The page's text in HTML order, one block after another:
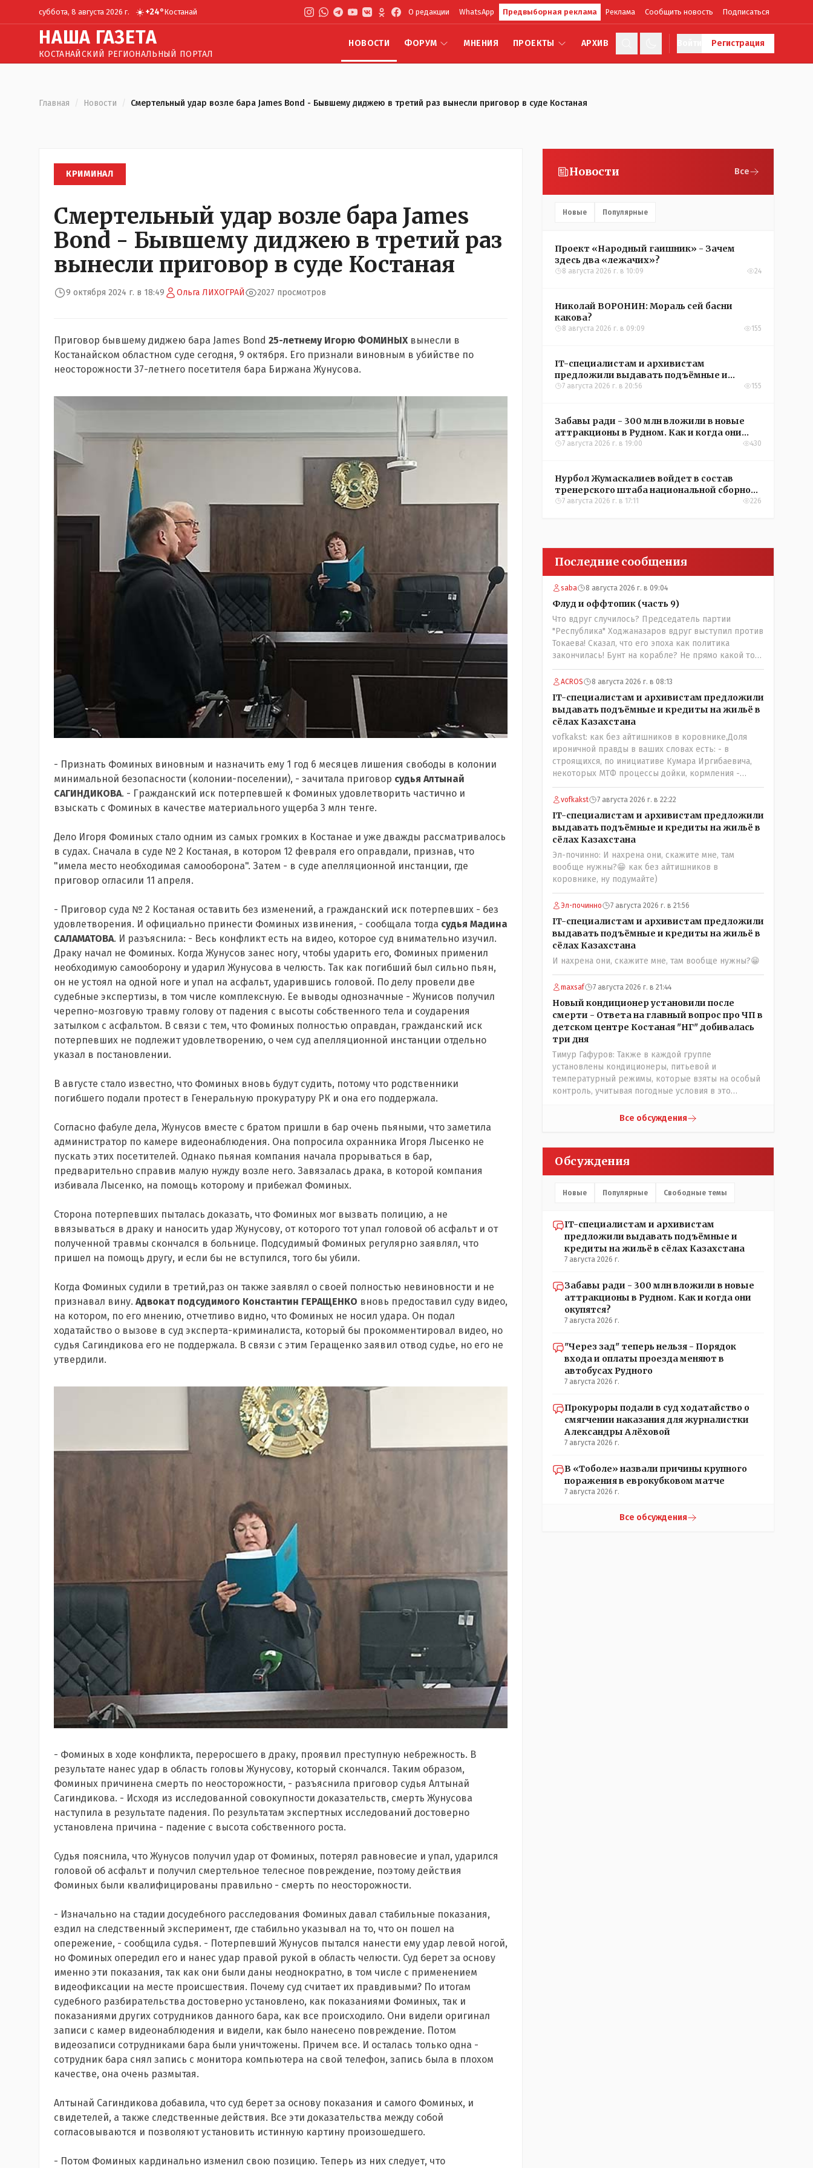
суббота, 8 августа 2026 г. ☀️+24°Костанай О редакции WhatsApp Предвыборная реклама Реклама Сообщить новость Подписаться
НАША ГАЗЕТА
КОСТАНАЙСКИЙ РЕГИОНАЛЬНЫЙ ПОРТАЛ
НОВОСТИ ФОРУМ МНЕНИЯ ПРОЕКТЫ АРХИВ Регистрация
Главная / Новости / Смертельный удар возле бара James Bond - Бывшему диджею в третий раз вынесли приговор в суде Костаная
КРИМИНАЛ
Смертельный удар возле бара James
Bond - Бывшему диджею в третий раз
вынесли приговор в суде Костаная
9 октября 2024 г. в 18:49 Ольга ЛИХОГРАЙ 2027 просмотров
Приговор бывшему диджею бара James Bond 25-летнему Игорю ФОМИНЫХ вынесли в
Костанайском областном суде сегодня, 9 октября. Его признали виновным в убийстве по
неосторожности 37-летнего посетителя бара Биржана Жунусова.
- Признать Фоминых виновным и назначить ему 1 год 6 месяцев лишения свободы в колонии
минимальной безопасности (колонии-поселении), - зачитала приговор судья Алтынай
САГИНДИКОВА. - Гражданский иск потерпевшей к Фоминых удовлетворить частично и
взыскать с Фоминых в качестве материального ущерба 3 млн тенге.
Дело Игоря Фоминых стало одним из самых громких в Костанае и уже дважды рассматривалось
в судах. Сначала в суде № 2 Костаная, в котором 12 февраля его оправдали, признав, что
"имела место необходимая самооборона". Затем - в суде апелляционной инстанции, где
приговор огласили 11 апреля.
- Приговор суда № 2 Костаная оставить без изменений, а гражданский иск потерпевших - без
удовлетворения. И официально принести Фоминых извинения, - сообщала тогда судья Мадина
САЛАМАТОВА. И разъяснила: - Весь конфликт есть на видео, которое суд внимательно изучил.
Драку начал не Фоминых. Когда Жунусов занес ногу, чтобы ударить его, Фоминых применил
необходимую самооборону и ударил Жунусова в челюсть. Так как погибший был сильно пьян,
он не устоял на одной ноге и упал на асфальт, ударившись головой. По делу провели две
судебные экспертизы, в том числе комплексную. Ее выводы однозначные - Жунисов получил
черепно-мозговую травму голову от падения с высоты собственного тела и соударения
затылком с асфальтом. В связи с тем, что Фоминых полностью оправдан, гражданский иск
потерпевших не подлежит удовлетворению, о чем суд апелляционной инстанции отдельно
указал в постановлении.
В августе стало известно, что Фоминых вновь будут судить, потому что родственники
погибшего подали протест в Генеральную прокуратуру РК и она его поддержала.
Согласно фабуле дела, Жунусов вместе с братом пришли в бар очень пьяными, что заметила
администратор по камере видеонаблюдения. Она попросила охранника Игоря Лысенко не
пускать этих посетителей. Однако пьяная компания начала прорываться в бар,
предварительно справив малую нужду возле него. Завязалась драка, в которой компания
избивала Лысенко, на помощь которому и прибежал Фоминых.
Сторона потерпевших пыталась доказать, что Фоминых мог вызвать полицию, а не
ввязываться в драку и наносить удар Жунусову, от которого тот упал головой об асфальт и от
полученной травмы скончался в больнице. Подсудимый Фоминых регулярно заявлял, что
пришел на помощь другу, и если бы не вступился, того бы убили.
Когда Фоминых судили в третий,раз он также заявлял о своей полностью невиновности и не
признавал вину. Адвокат подсудимого Константин ГЕРАЩЕНКО вновь предоставил суду видео,
на котором, по его мнению, отчетливо видно, что Фоминых не носил удара. Он подал
ходатайство о вызове в суд эксперта-криминалиста, который бы прокомментировал видео, но
судья Сагиндикова его не поддержала. В связи с этим Геращенко заявил отвод судье, но его не
утвердили.
- Фоминых в ходе конфликта, переросшего в драку, проявил преступную небрежность. В
результате нанес удар в область головы Жунусову, который скончался. Таким образом,
Фоминых причинена смерть по неосторожности, - разъяснила приговор судья Алтынай
Сагиндикова. - Исходя из исследованной совокупности доказательств, смерть Жунусова
наступила в результате падения. По результатам экспертных исследований достоверно
установлена причина - падение с высота собственного роста.
Судья пояснила, что Жунусов получил удар от Фоминых, потерял равновесие и упал, ударился
головой об асфальт и получил смертельное телесное повреждение, поэтому действия
Фоминых были квалифицированы правильно - смерть по неосторожности.
- Изначально на стадии досудебного расследования Фоминых давал стабильные показания,
ездил на следственный эксперимент, где стабильно указывал на то, что он пошел на
опережение, - сообщила судья. - Потерпевший Жунусов пытался нанести ему удар левой ногой,
но Фоминых опередил его и нанес удар правой рукой в область челюсти. Суд берет за основу
именно эти показания, так как они были даны неоднократно, в том числе с применением
видеофиксации на месте происшествия. Почему суд считает их правдивыми? По итогам
судебного разбирательства достоверно установлено, как показаниями Фоминых, так и
показаниями других сотрудников данного бара, как все происходило. Они видели оригинал
записи с камер видеонаблюдения и видели, как было нанесено повреждение. Потом
видеозаписи сотрудниками бара были уничтожены. Причем все. И осталась только одна -
сотрудник бара снял запись с монитора компьютера на свой телефон, запись была в плохом
качестве, она очень размытая.
Алтынай Сагиндикова добавила, что суд берет за основу показания и самого Фоминых, и
свидетелей, а также следственные действия. Все эти доказательства между собой
согласовываются и позволяют установить истинную картину произошедшего.
- Потом Фоминых кардинально изменил свою позицию. Теперь из них следует, что
Новости Все
Новые Популярные
Проект «Народный гаишник» - Зачем
здесь два «лежачих»?
8 августа 2026 г. в 10:09 24
Николай ВОРОНИН: Мораль сей басни
какова?
8 августа 2026 г. в 09:09 155
IT-специалистам и архивистам
предложили выдавать подъёмные и
кредиты на жильё в сёлах Казахстана
7 августа 2026 г. в 20:56 155
Забавы ради - 300 млн вложили в новые
аттракционы в Рудном. Как и когда они
окупятся?
7 августа 2026 г. в 19:00 430
Нурбол Жумаскалиев войдет в состав
тренерского штаба национальной сборной
Казахстана по футболу
7 августа 2026 г. в 17:11 226
Последние сообщения
saba 8 августа 2026 г. в 09:04
Флуд и оффтопик (часть 9)
Что вдруг случилось? Председатель партии
"Республика" Ходжаназаров вдруг выступил против
Токаева! Сказал, что его эпоха как политика
закончилась! Бунт на корабле? Не прямо какой то
правдолюб вдруг выступил! Может он
инопланетянин? Появился неизвестно откуда,
холдинг и теперь против президента выступает!
Вот ни капельки ему не поверю, что он действует в
интересах страны, про народ уже и не говорю!
Опять какие то закулисные игры?
ACROS 8 августа 2026 г. в 08:13
IT-специалистам и архивистам предложили
выдавать подъёмные и кредиты на жильё в
сёлах Казахстана
vofkakst: как без айтишников в коровнике,Доля
ироничной правды в ваших словах есть: - в
строящихся, по инициативе Кумара Иргибаевича,
некоторых МТФ процессы дойки, кормления -
оцифрованы и иногда эти программы дают сбой - и
тогда они нужны, хотя я насколько в курсе своей
можно решать и устранять эти сбои и удалённо -
лёжа на диване, в городе. Но, этих современных и
оцифрованных МТФ критично мало для массового
переезда лохматых и обкуренных молодых ребят
из города в село, да и те МТФ я по опыту
подозреваю, скоро перейдут на обслуживание с
помошью кувалды, китайского скотча, алюминевой
проволоки и русского мата. Вот где работать в селе
именно АРХИВАРИУСАМ - понятие не имею-
допустим все мои архивы по работе и по семейной
жизни - помещаются в одну дешёвую китайскую
флешку купленную на оптушке на Складской за 1
000 тенге. Впрочем, не надо гадать: - это замутили
гос.бюджету- наверняка они знают что делают.
vofkakst 7 августа 2026 г. в 22:22
IT-специалистам и архивистам предложили
выдавать подъёмные и кредиты на жильё в
сёлах Казахстана
Эл-починно: И нахрена они, скажите мне, там
вообще нужны?😁 как без айтишников в
коровнике, ну подумайте)
Эл-починно 7 августа 2026 г. в 21:56
IT-специалистам и архивистам предложили
выдавать подъёмные и кредиты на жильё в
сёлах Казахстана
И нахрена они, скажите мне, там вообще нужны?😁
maxsaf 7 августа 2026 г. в 21:44
Новый кондиционер установили после
смерти - Ответа на главный вопрос про ЧП в
детском центре Костаная "НГ" добивалась
три дня
Тимур Гафуров: Также в каждой группе
установлены кондиционеры, питьевой и
температурный режимы, которые взяты на особый
контроль, учитывая погодные условия в это
считаете иначе?Ну тут противоречия нет. Этот
впервые поставили температурный режим на
контроль. То есть первая часть - информация до
трагедии, вторая часть - информация после
трагедии, когда все уже было исправлено.
Все обсуждения
Обсуждения
Новые Популярные Свободные темы
IT-специалистам и архивистам
предложили выдавать подъёмные и
кредиты на жильё в сёлах Казахстана
7 августа 2026 г.
Забавы ради - 300 млн вложили в новые
аттракционы в Рудном. Как и когда они
окупятся?
7 августа 2026 г.
"Через зад" теперь нельзя - Порядок
входа и оплаты проезда меняют в
автобусах Рудного
7 августа 2026 г.
Прокуроры подали в суд ходатайство о
смягчении наказания для журналистки
Александры Алёховой
7 августа 2026 г.
В «Тоболе» назвали причины крупного
поражения в еврокубковом матче
7 августа 2026 г.
Все обсуждения